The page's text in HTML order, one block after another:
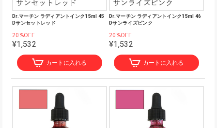
Dr.マーチン ラディアントインク15ml 45
Dサンセットレッド
20%OFF
¥1,532
カートに入れる
Dr.マーチン ラディアントインク15ml 46
Dサンライズピンク
20%OFF
¥1,532
カートに入れる